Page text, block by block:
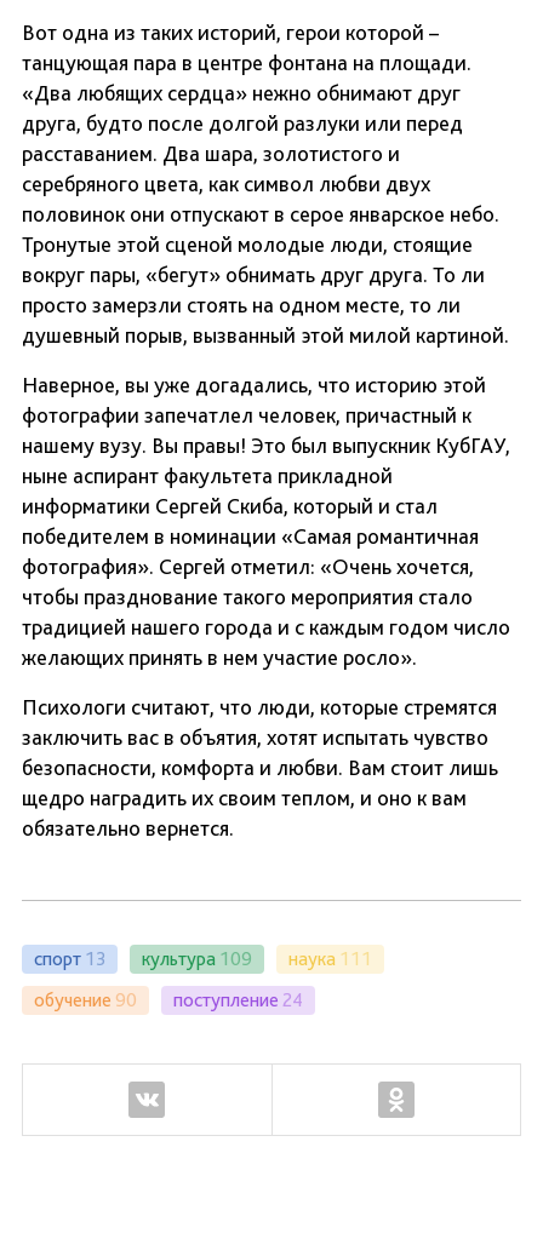
Вот одна из таких историй, герои которой –
танцующая пара в центре фонтана на площади.
«Два любящих сердца» нежно обнимают друг
друга, будто после долгой разлуки или перед
расставанием. Два шара, золотистого и
серебряного цвета, как символ любви двух
половинок они отпускают в серое январское небо.
Тронутые этой сценой молодые люди, стоящие
вокруг пары, «бегут» обнимать друг друга. То ли
просто замерзли стоять на одном месте, то ли
душевный порыв, вызванный этой милой картиной.
Наверное, вы уже догадались, что историю этой
фотографии запечатлел человек, причастный к
нашему вузу. Вы правы! Это был выпускник КубГАУ,
ныне аспирант факультета прикладной
информатики Сергей Скиба, который и стал
победителем в номинации «Самая романтичная
фотография». Сергей отметил: «Очень хочется,
чтобы празднование такого мероприятия стало
традицией нашего города и с каждым годом число
желающих принять в нем участие росло».
Психологи считают, что люди, которые стремятся
заключить вас в объятия, хотят испытать чувство
безопасности, комфорта и любви. Вам стоит лишь
щедро наградить их своим теплом, и оно к вам
обязательно вернется.
спорт 13 культура 109 наука 111
обучение 90 поступление 24